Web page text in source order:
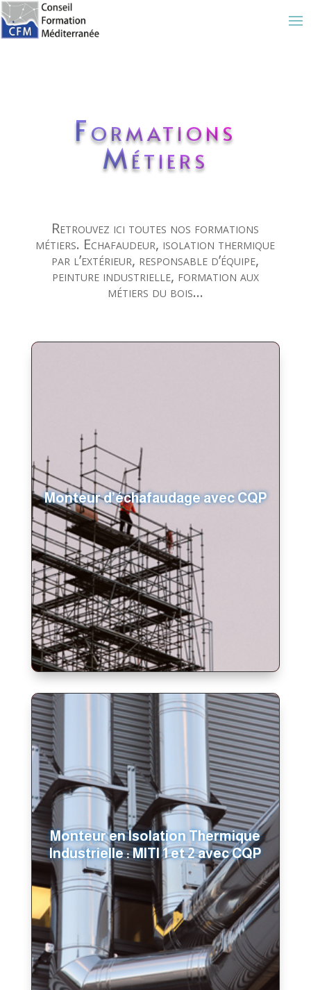
Formations
Métiers
Retrouvez ici toutes nos formations
métiers. Echafaudeur, isolation thermique
par l’extérieur, responsable d’équipe,
peinture industrielle, formation aux
métiers du bois…
Monteur d’échafaudage avec CQP
Monteur en Isolation Thermique
Industrielle : MITI 1 et 2 avec CQP